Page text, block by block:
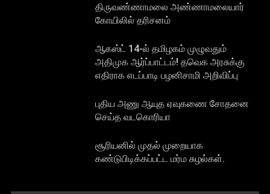
திருவண்ணாமலை அண்ணாமலையார்
கோயிலில் தரிசனம்
ஆகஸ்ட் 14-ல் தமிழகம் முழுவதும்
அதிமுக ஆர்ப்பாட்டம்! தவெக அரசுக்கு
எதிராக எடப்பாடி பழனிசாமி அறிவிப்பு
புதிய அணு ஆயுத ஏவுகணை சோதனை
செய்த வடகொரியா
சூரியனில் முதல் முறையாக
கண்டுபிடிக்கப்பட்ட மர்ம சுழல்கள்.